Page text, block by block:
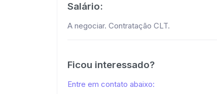
Salário:
A negociar. Contratação CLT.
Ficou interessado?
Entre em contato abaixo: